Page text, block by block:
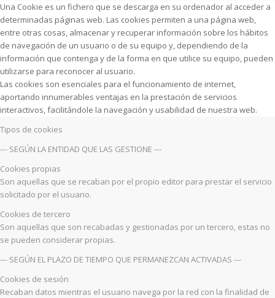
Una Cookie es un fichero que se descarga en su ordenador al acceder a
determinadas páginas web. Las cookies permiten a una página web,
entre otras cosas, almacenar y recuperar información sobre los hábitos
de navegación de un usuario o de su equipo y, dependiendo de la
información que contenga y de la forma en que utilice su equipo, pueden
utilizarse para reconocer al usuario.
Las cookies son esenciales para el funcionamiento de internet,
aportando innumerables ventajas en la prestación de servicios
interactivos, facilitándole la navegación y usabilidad de nuestra web.
Tipos de cookies
--- SEGÚN LA ENTIDAD QUE LAS GESTIONE ---
Cookies propias
Son aquellas que se recaban por el propio editor para prestar el servicio
solicitado por el usuario.
Cookies de tercero
Son aquellas que son recabadas y gestionadas por un tercero, estas no
se pueden considerar propias.
--- SEGÚN EL PLAZO DE TIEMPO QUE PERMANEZCAN ACTIVADAS ---
Cookies de sesión
Recaban datos mientras el usuario navega por la red con la finalidad de